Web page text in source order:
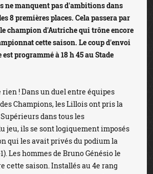
ne manquent pas d'ambitions dans
8 premières places. Cela passera par
champion d'Autriche qui trône encore
cette saison. Le coup d'envoi
programmé à 18 h 45 au Stade
rien ! Dans un duel entre équipes
Champions, les Lillois ont pris la
dans tous les
jeu, ils se sont logiquement imposés
qui les avait privés du podium la
Les hommes de Bruno Génésio le
cette saison. Installés au 4e rang